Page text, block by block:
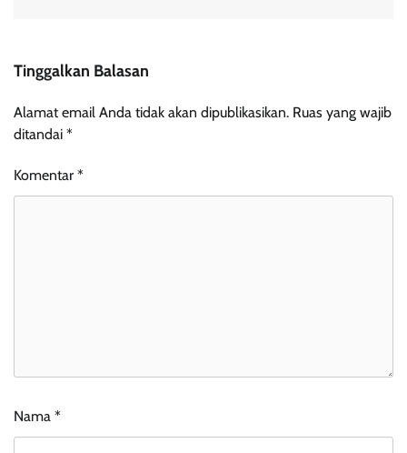
Tinggalkan Balasan
Alamat email Anda tidak akan dipublikasikan. Ruas yang wajib
ditandai *
Komentar *
Nama *